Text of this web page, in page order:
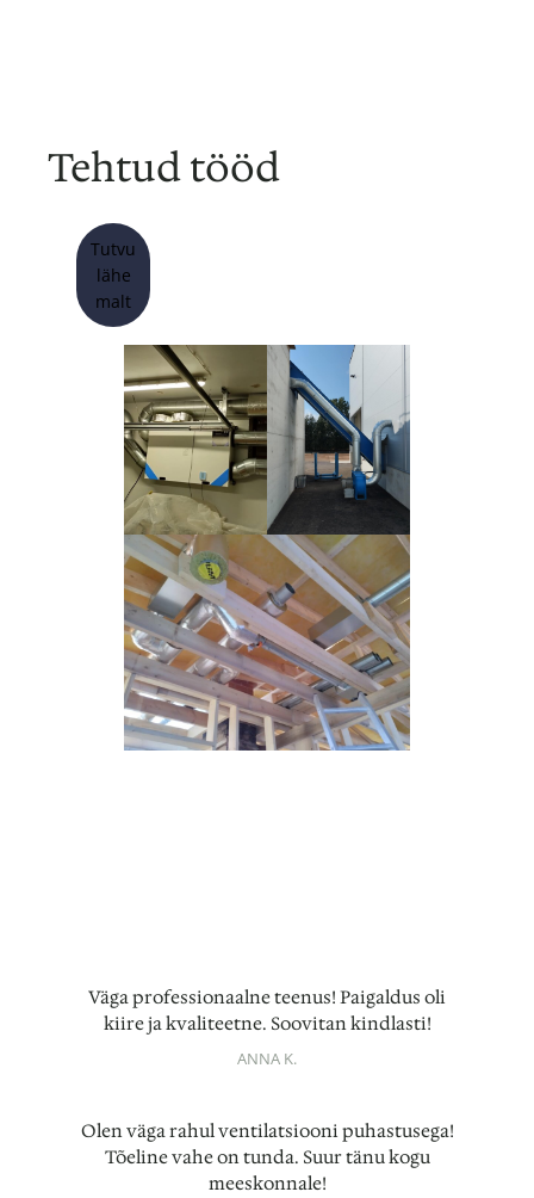
Tehtud tööd
Tutvu
lähe
malt
Väga professionaalne teenus! Paigaldus oli
kiire ja kvaliteetne. Soovitan kindlasti!
ANNA K.
Olen väga rahul ventilatsiooni puhastusega!
Tõeline vahe on tunda. Suur tänu kogu
meeskonnale!